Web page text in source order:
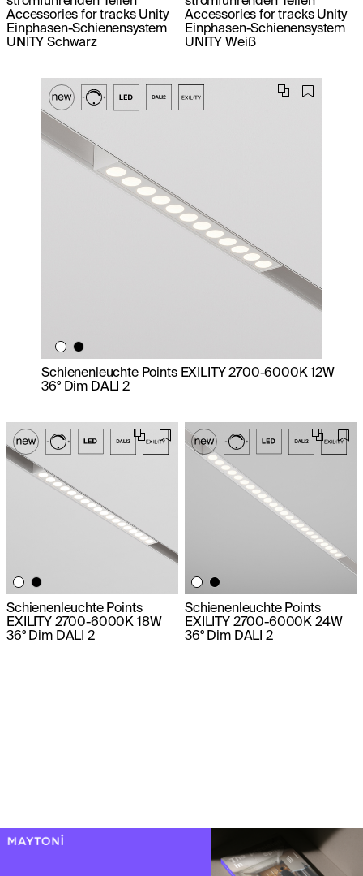
Accessories for tracks Unity
Einphasen-Schienensystem
UNITY Schwarz
Accessories for tracks Unity
Einphasen-Schienensystem
UNITY Weiß
Schienenleuchte Points EXILITY 2700-6000K 12W
36° Dim DALI 2
Schienenleuchte Points
EXILITY 2700-6000K 18W
36° Dim DALI 2
Schienenleuchte Points
EXILITY 2700-6000K 24W
36° Dim DALI 2